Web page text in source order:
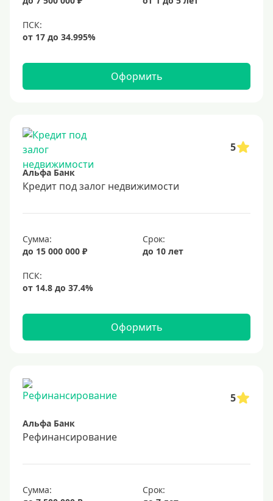
8%
9%
11%
12%
14%
15%
16%
17%
20%
Сумма
1000000 руб
1200000 руб
1300000 руб
1500000 руб
1600000 руб
Оформить
5
Альфа Банк
Кредит под залог недвижимости
Сумма:
до 15 000 000 ₽
Срок:
до 10 лет
Оформить
5
Альфа Банк
Рефинансирование
Сумма:
Срок: